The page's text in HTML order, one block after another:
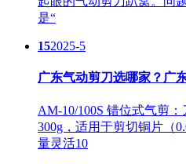
是“
152025-5
广东气动剪刀选哪家？广
AM-10/100S 错位式气剪
300g，适用于剪切铜片（
量灵活10